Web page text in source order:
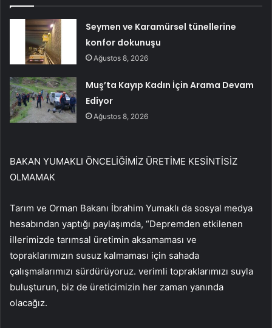
Seymen ve Karamürsel tünellerine
konfor dokunuşu
Ağustos 8, 2026
Muş’ta Kayıp Kadın İçin Arama Devam
Ediyor
Ağustos 8, 2026
BAKAN YUMAKLI ÖNCELİĞİMİZ ÜRETİME KESİNTİSİZ
OLMAMAK
Tarım ve Orman Bakanı İbrahim Yumaklı da sosyal medya
hesabından yaptığı paylaşımda, “Depremden etkilenen
illerimizde tarımsal üretimin aksamaması ve
topraklarımızın susuz kalmaması için sahada
çalışmalarımızı sürdürüyoruz. verimli topraklarımızı suyla
buluşturun, biz de üreticimizin her zaman yanında
olacağız.